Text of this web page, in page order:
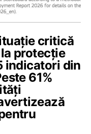
critică
protecție
indicatori din
61%